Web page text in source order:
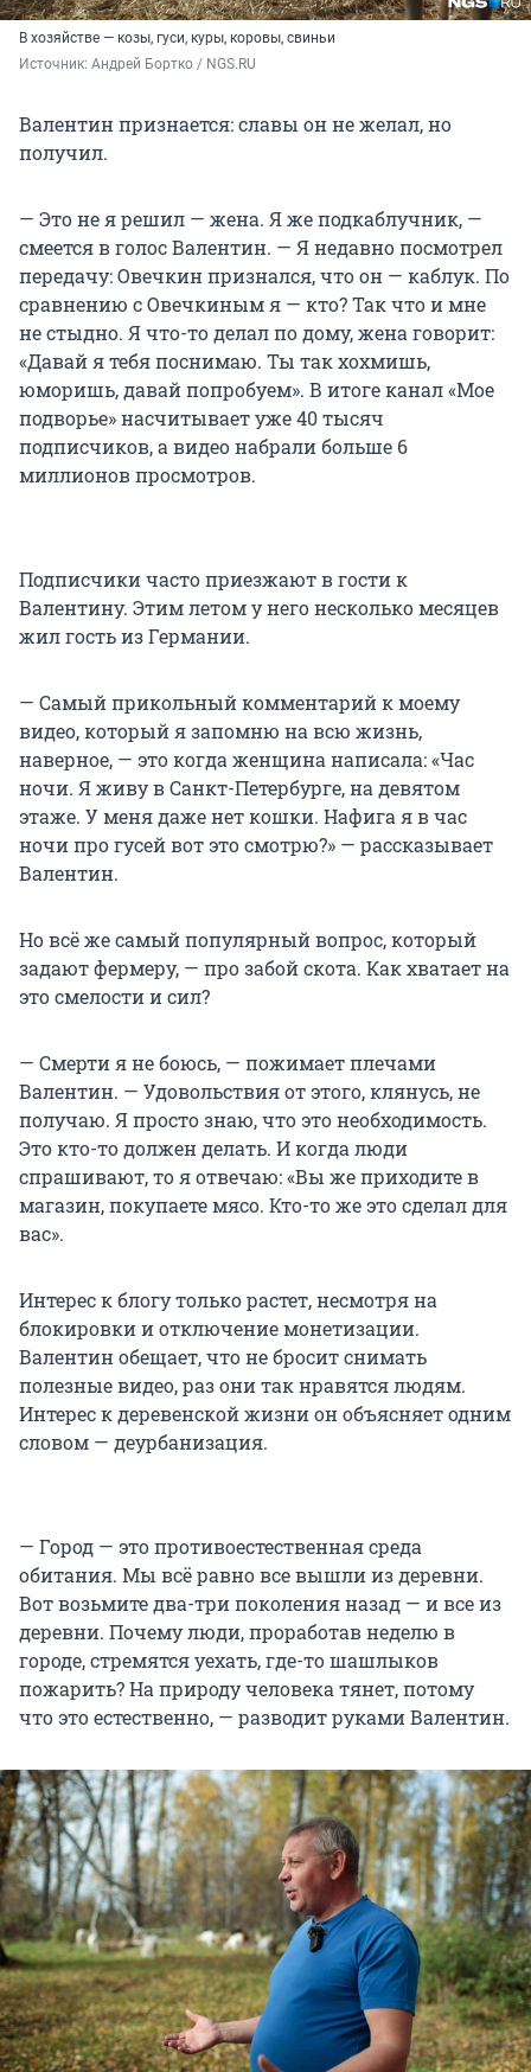
В хозяйстве — козы, гуси, куры, коровы, свиньи
Источник: Андрей Бортко / NGS.RU
Валентин признается: славы он не желал, но
получил.
— Это не я решил — жена. Я же подкаблучник, —
смеется в голос Валентин. — Я недавно посмотрел
передачу: Овечкин признался, что он — каблук. По
сравнению с Овечкиным я — кто? Так что и мне
не стыдно. Я что-то делал по дому, жена говорит:
«Давай я тебя поснимаю. Ты так хохмишь,
юморишь, давай попробуем». В итоге канал «Мое
подворье» насчитывает уже 40 тысяч
подписчиков, а видео набрали больше 6
миллионов просмотров.
Подписчики часто приезжают в гости к
Валентину. Этим летом у него несколько месяцев
жил гость из Германии.
— Самый прикольный комментарий к моему
видео, который я запомню на всю жизнь,
наверное, — это когда женщина написала: «Час
ночи. Я живу в Санкт-Петербурге, на девятом
этаже. У меня даже нет кошки. Нафига я в час
ночи про гусей вот это смотрю?» — рассказывает
Валентин.
Но всё же самый популярный вопрос, который
задают фермеру, — про забой скота. Как хватает на
это смелости и сил?
— Смерти я не боюсь, — пожимает плечами
Валентин. — Удовольствия от этого, клянусь, не
получаю. Я просто знаю, что это необходимость.
Это кто-то должен делать. И когда люди
спрашивают, то я отвечаю: «Вы же приходите в
магазин, покупаете мясо. Кто-то же это сделал для
вас».
Интерес к блогу только растет, несмотря на
блокировки и отключение монетизации.
Валентин обещает, что не бросит снимать
полезные видео, раз они так нравятся людям.
Интерес к деревенской жизни он объясняет одним
словом — деурбанизация.
— Город — это противоестественная среда
обитания. Мы всё равно все вышли из деревни.
Вот возьмите два-три поколения назад — и все из
деревни. Почему люди, проработав неделю в
городе, стремятся уехать, где-то шашлыков
пожарить? На природу человека тянет, потому
что это естественно, — разводит руками Валентин.